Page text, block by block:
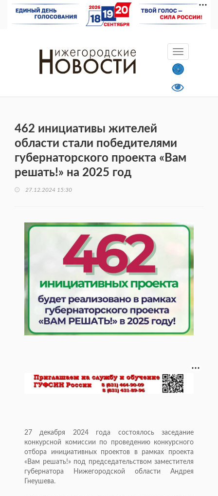
462 инициативы жителей
области стали победителями
губернаторского проекта «Вам
решать!» на 2025 год
27.12.2024 15:30
27 декабря 2024 года состоялось заседание
конкурсной комиссии по проведению конкурсного
отбора инициативных проектов в рамках проекта
«Вам решать!» под председательством заместителя
губернатора Нижегородской области Андрея
Гнеушева.